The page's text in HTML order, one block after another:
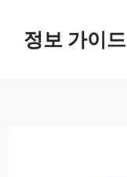
정보 가이드